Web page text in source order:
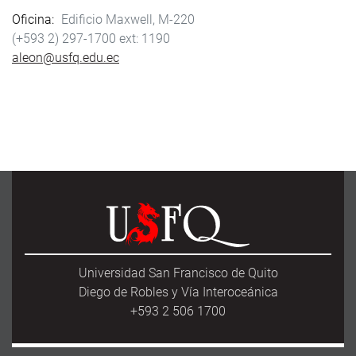
Oficina
Edificio Maxwell, M-220
(+593 2) 297-1700
1190
aleon@usfq.edu.ec
Universidad San Francisco de Quito
Diego de Robles y Vía Interoceánica
+593 2 506 1700